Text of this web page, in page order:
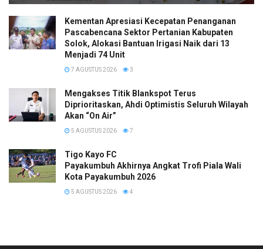
Kementan Apresiasi Kecepatan Penanganan
Pascabencana Sektor Pertanian Kabupaten
Solok, Alokasi Bantuan Irigasi Naik dari 13
Menjadi 74 Unit
7 AGUSTUS 2026 3
Mengakses Titik Blankspot Terus
Diprioritaskan, Ahdi Optimistis Seluruh Wilayah
Akan “On Air”
5 AGUSTUS 2026 7
Tigo Kayo FC
Payakumbuh Akhirnya Angkat Trofi Piala Wali
Kota Payakumbuh 2026
5 AGUSTUS 2026 4